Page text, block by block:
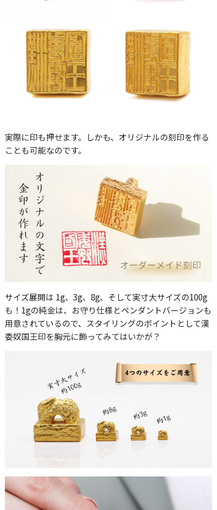
実際に印も押せます。しかも、オリジナルの刻印を作る
ことも可能なのです。
サイズ展開は 1g、3g、8g、そして実寸大サイズの100g
も！1gの純金は、お守り仕様とペンダントバージョンも
用意されているので、スタイリングのポイントとして漢
委奴国王印を胸元に飾ってみてはいかが？